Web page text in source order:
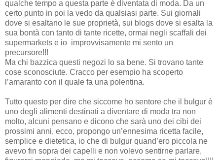
qualche tempo a questa parte è diventata di moda. Da un
certo punto in poi la vedo da qualsiasi parte. Sui giornali
dove si esaltano le sue proprietà, sui blogs dove si esalta la
sua bontà con tanto di tante ricette, ormai negli scaffali dei
supermarkets e io improvvisamente mi sento un
precursore!!!
Ma chi bazzica questi negozi lo sa bene. Si trovano tante
cose sconosciute. Cracco per esempio ha scoperto
l’amaranto con il quale fa una polentina.
Tutto questo per dire che siccome ho sentore che il bulgur è
uno degli alimenti destinati a diventare di moda tra non
molto, alcuni pensano e dicono che sarà uno dei cibi dei
prossimi anni, ecco, propongo un’ennesima ricetta facile,
semplice e dietetica, io che di bulgur quand’ero piccola ne
avevo fin sopra dei capelli e non volevo sentirne parlare,